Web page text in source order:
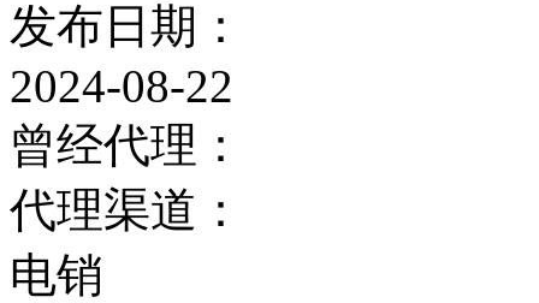
发布日期：
2024-08-22
曾经代理：
代理渠道：
电销